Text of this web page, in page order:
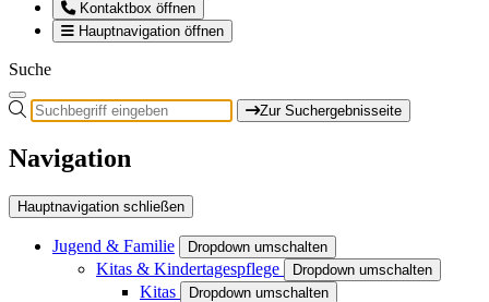
Kontaktbox öffnen
Hauptnavigation öffnen
Suche
Zur Suchergebnisseite
Navigation
Hauptnavigation schließen
Jugend & Familie Dropdown umschalten
Kitas & Kindertagespflege Dropdown umschalten
Kitas Dropdown umschalten